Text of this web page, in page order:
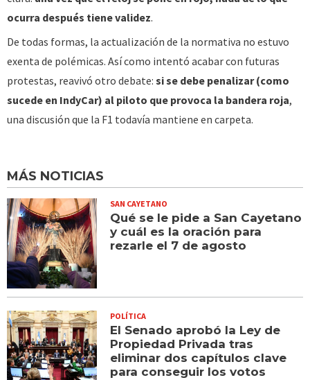
ocurra después tiene validez.
De todas formas, la actualización de la normativa no estuvo
exenta de polémicas. Así como intentó acabar con futuras
protestas, reavivó otro debate: si se debe penalizar (como
sucede en IndyCar) al piloto que provoca la bandera roja,
una discusión que la F1 todavía mantiene en carpeta.
MÁS NOTICIAS
SAN CAYETANO
Qué se le pide a San Cayetano
y cuál es la oración para
rezarle el 7 de agosto
POLÍTICA
El Senado aprobó la Ley de
Propiedad Privada tras
eliminar dos capítulos clave
para conseguir los votos